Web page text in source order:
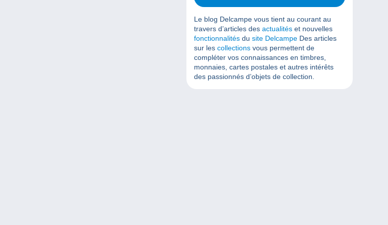
Le blog Delcampe vous tient au courant au
travers d’articles des actualités et nouvelles
fonctionnalités du site Delcampe Des articles
sur les collections vous permettent de
compléter vos connaissances en timbres,
monnaies, cartes postales et autres intérêts
des passionnés d’objets de collection.